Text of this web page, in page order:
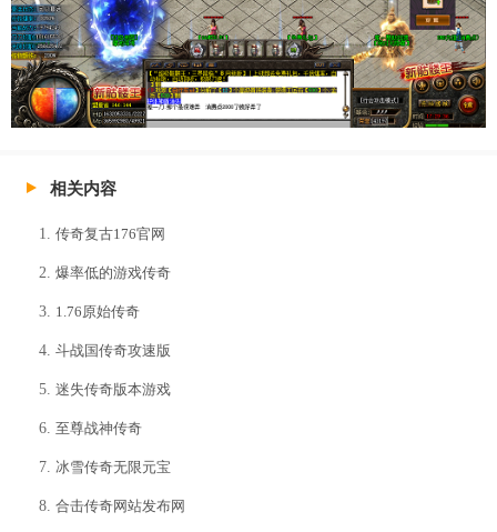
相关内容
传奇复古176官网
爆率低的游戏传奇
1.76原始传奇
斗战国传奇攻速版
迷失传奇版本游戏
至尊战神传奇
冰雪传奇无限元宝
合击传奇网站发布网